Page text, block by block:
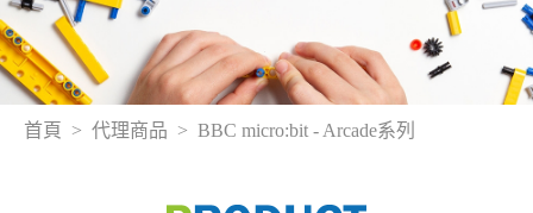
首頁 代理商品 BBC micro:bit - Arcade系列